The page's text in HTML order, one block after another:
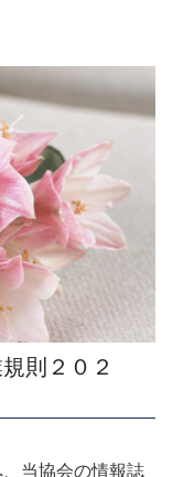
則２０２
当協会の情報誌